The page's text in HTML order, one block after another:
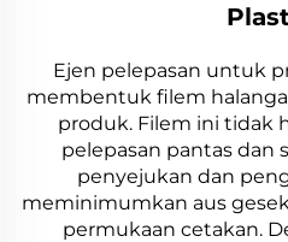
Ejen pelepasan untuk
membentuk filem
produk. Filem ini tidak
pelepasan pantas dan
penyejukan dan
meminimumkan aus
permukaan cetakan.